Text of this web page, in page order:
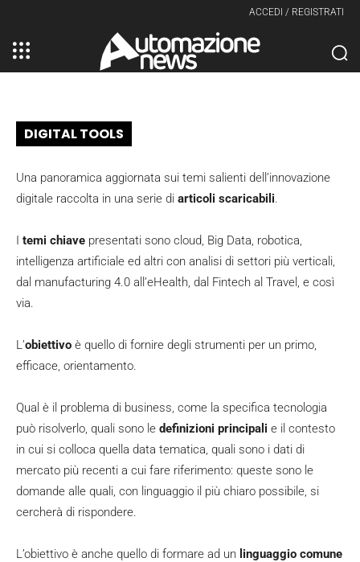
ACCEDI / REGISTRATI
DIGITAL TOOLS
Una panoramica aggiornata sui temi salienti dell’innovazione
digitale raccolta in una serie di articoli scaricabili.
I temi chiave presentati sono cloud, Big Data, robotica,
intelligenza artificiale ed altri con analisi di settori più verticali,
dal manufacturing 4.0 all’eHealth, dal Fintech al Travel, e così
via.
L’obiettivo è quello di fornire degli strumenti per un primo,
efficace, orientamento.
Qual è il problema di business, come la specifica tecnologia
può risolverlo, quali sono le definizioni principali e il contesto
in cui si colloca quella data tematica, quali sono i dati di
mercato più recenti a cui fare riferimento: queste sono le
domande alle quali, con linguaggio il più chiaro possibile, si
cercherà di rispondere.
L’obiettivo è anche quello di formare ad un linguaggio comune